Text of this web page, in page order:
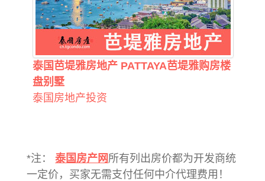
泰国芭堤雅房地产 PATTAYA芭堤雅购房楼
盘别墅
泰国房地产投资
*注：泰国房产网 所有列出房价都为开发商统
一定价，买家无需支付任何中介代理费用！